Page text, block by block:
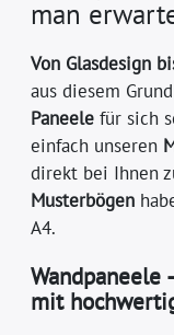
man
Von Glasdesign
aus diesem
Paneele für sich
einfach unseren
direkt bei Ihnen
Musterbögen
A4.
Wandpaneele
mit